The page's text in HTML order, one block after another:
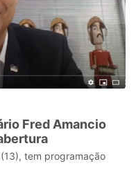
Fred Amancio
tem programação